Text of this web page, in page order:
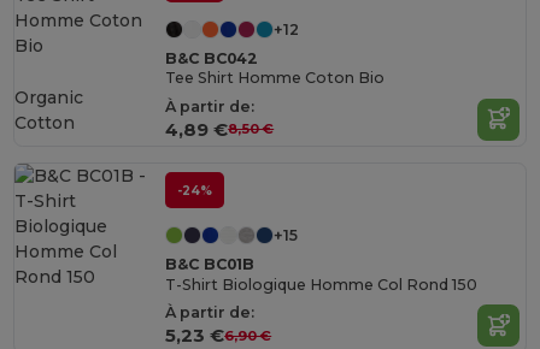
+12
B&C BC042
Tee Shirt Homme Coton Bio
À partir de:
4,89 €8,50 €
Organic
Cotton
-24%
+15
B&C BC01B
T-Shirt Biologique Homme Col Rond 150
À partir de:
5,23 €6,90 €